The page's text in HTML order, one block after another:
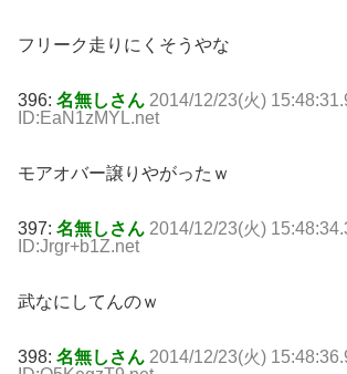
フリーク走りにくそうやな
396: 名無しさん 2014/12/23(火)
ID:EaN1zMYL.net
モアオバー譲りやがったｗ
397: 名無しさん 2014/12/23(火)
ID:Jrgr+b1Z.net
武なにしてんのｗ
398: 名無しさん 2014/12/23(火)